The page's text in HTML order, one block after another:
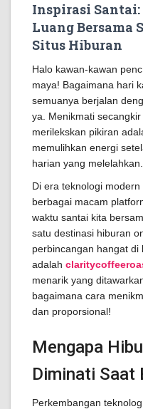
Inspirasi
Luang Bersama
Situs Hiburan
Halo kawan-kawan
maya! Bagaimana hari
semuanya berjalan
ya. Menikmati
merilekskan pikiran
memulihkan energi
harian yang melelahkan.
Di era teknologi
berbagai macam
waktu santai kita
satu destinasi hiburan
perbincangan hangat di
adalah
menarik yang
bagaimana cara
dan proporsional!
Mengapa
Diminati Saat
Perkembangan